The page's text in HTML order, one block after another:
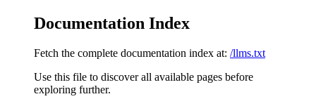
Documentation Index
Fetch the complete documentation index at: /llms.txt
Use this file to discover all available pages before
exploring further.